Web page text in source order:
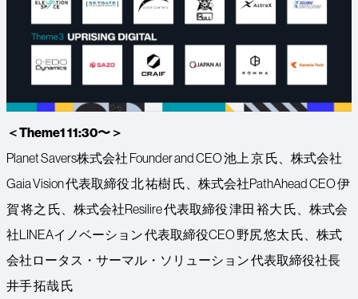
＜Theme1 11:30〜＞
Planet Savers株式会社 Founder and CEO 池上 京 氏、株式会社
Gaia Vision 代表取締役 北 祐樹 氏、株式会社PathAhead CEO 伊
賀 将之 氏、株式会社Resilire 代表取締役 津田 裕大 氏、株式会
社LINEAイノベーション 代表取締役CEO 野尻 悠太 氏、株式
会社ロータス・サーマル・ソリューション 代表取締役社長
井手 拓哉 氏